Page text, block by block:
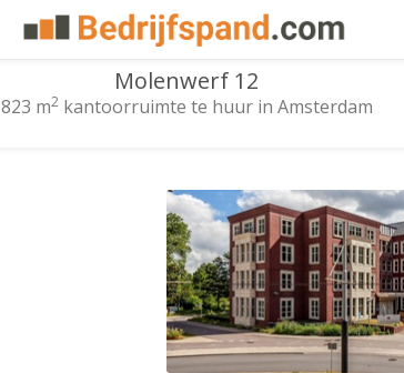
Molenwerf 12
823 m2kantoorruimte te huur in Amsterdam